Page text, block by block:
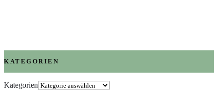
KATEGORIEN
Kategorien